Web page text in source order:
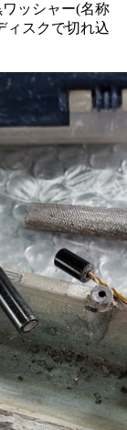
ッシャー(名称
ィスクで切れ込